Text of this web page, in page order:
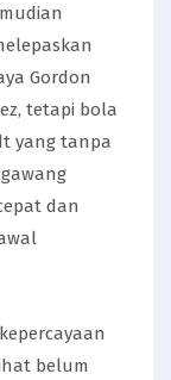
Gordon
tetapi bola
yang tanpa
dan
belum